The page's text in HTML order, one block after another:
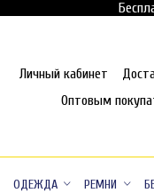
Личный кабинет
Оптовым
ОДЕЖДА РЕМНИ